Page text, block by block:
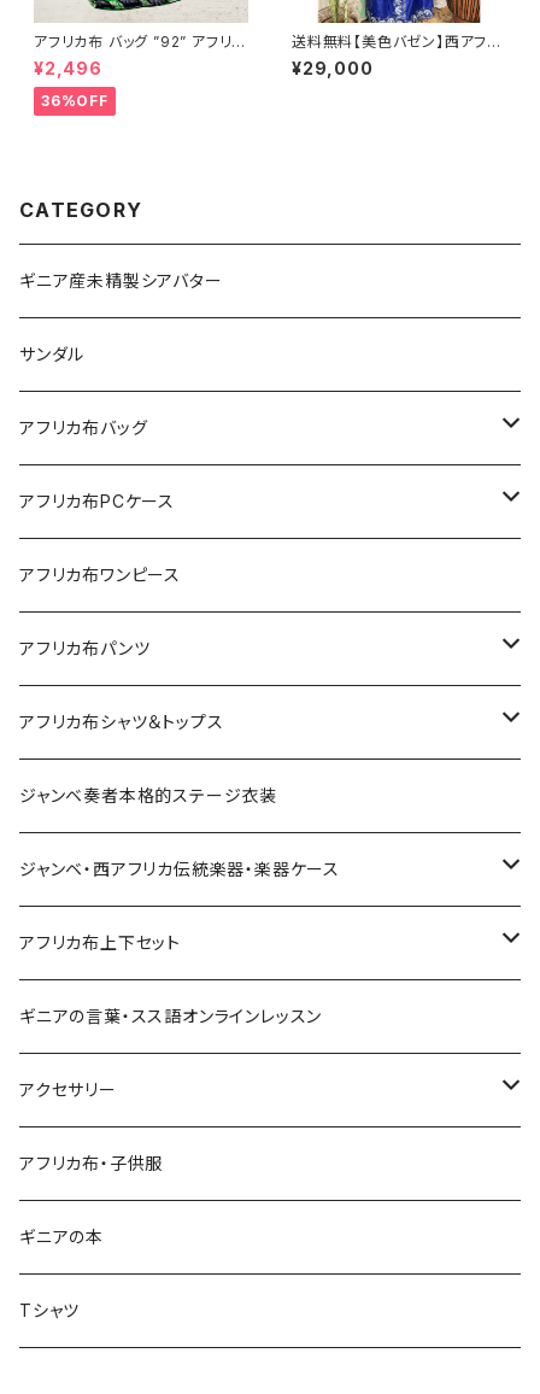
アフリカ布 バッグ ”92” アフリカ
ンプリント パーニュ カンガ キテ
ンゲ トートバッグ エコバッグ ギ
ニア フェアトレード INUWALIA
FRICA
¥2,496
36%OFF
送料無料【美色バゼン】西アフリ
カ 結婚式参列用ワンピース｜繊
細レース装飾＆輝くヘッドドレス
¥29,000
CATEGORY
ギニア産未精製シアバター
サンダル
アフリカ布バッグ
Sac shopping rond
Sac shopping carré
petit carré
Pochette
Sacoche
アフリカ布PCケース
アフリカ布iPadケース
アフリカ布ワンピース
アフリカ布パンツ
レディースパンツ
Pantalon Gaucho
Pantalon bermuda
ワイドパンツ♡7分丈
ワイドパンツ♡ロング
ワイドパンツハイウエスト
男女兼用パンツ
アフリカ布シャツ＆トップス
男女兼用シャツ
レディーストップス
ジャンベ奏者本格的ステージ衣装
ジャンベ・西アフリカ伝統楽器・楽器ケース
ジャンベ
ジャンベケース
ドゥンドゥン ベル
アフリカ布上下セット
男女兼用シャツ＆パンツセット
ギニアの言葉・スス語オンラインレッスン
アクセサリー
キーホルダー
ネックレス
ブレスレット
アフリカ布・子供服
ギニアの本
Tシャツ